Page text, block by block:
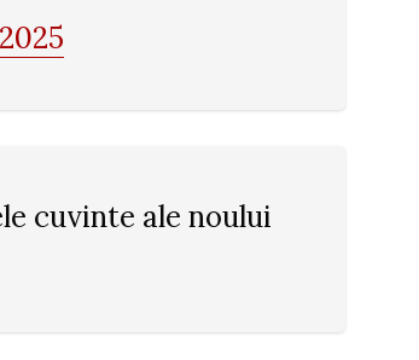
cuvinte ale noului